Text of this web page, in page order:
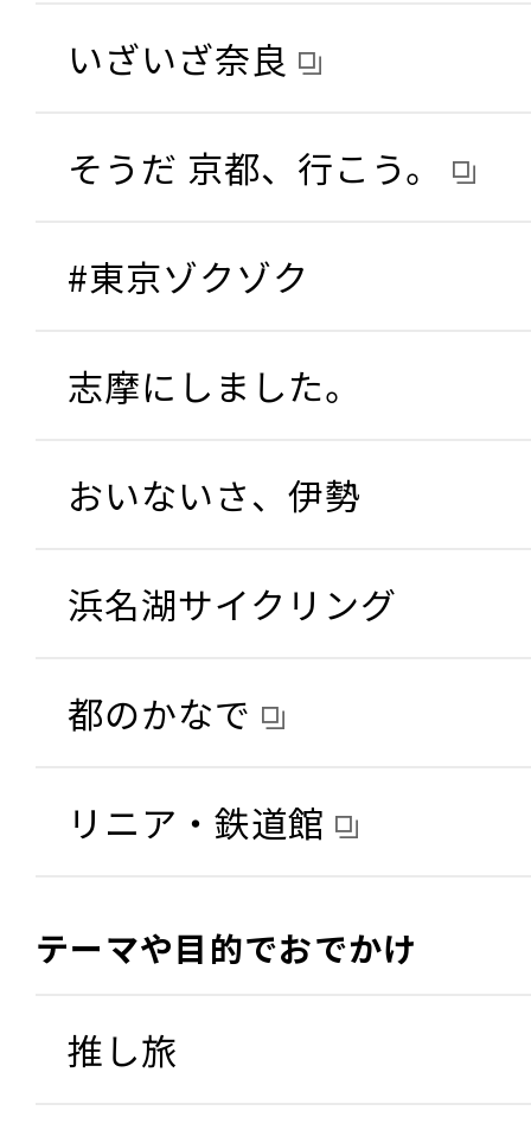
いざいざ奈良
そうだ 京都、行こう。
#東京ゾクゾク
志摩にしました。
おいないさ、伊勢
浜名湖サイクリング
都のかなで
リニア・鉄道館
テーマや目的でおでかけ
推し旅